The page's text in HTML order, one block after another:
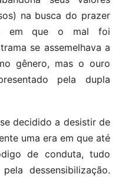
na busca do prazer
em que o mal foi
se assemelhava a
gênero, mas o ouro
pela dupla
decidido a desistir de
uma era em que até
de conduta, tudo
dessensibilização.